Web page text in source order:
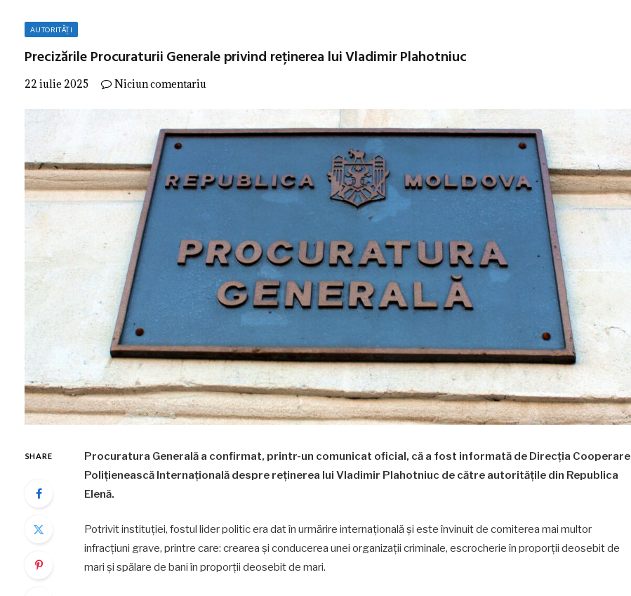
AUTORITĂȚI
Precizările Procuraturii Generale privind reținerea lui Vladimir Plahotniuc
22 iulie 2025 Niciun comentariu
SHARE
Procuratura Generală a confirmat, printr-un comunicat oficial, că a fost informată de Direcția Cooperare
Polițienească Internațională despre reținerea lui Vladimir Plahotniuc de către autoritățile din Republica
Elenă.
Potrivit instituției, fostul lider politic era dat în urmărire internațională și este învinuit de comiterea mai multor
infracțiuni grave, printre care: crearea și conducerea unei organizații criminale, escrocherie în proporții deosebit de
mari și spălare de bani în proporții deosebit de mari.